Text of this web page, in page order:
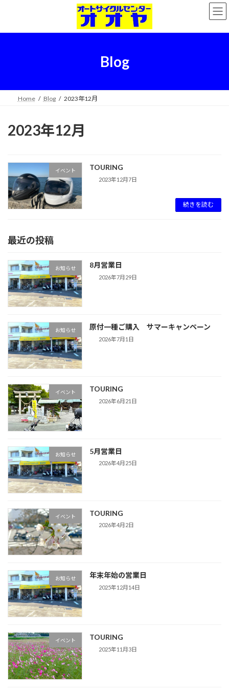
ン
ー
Blog
Home Blog 2023年12月
2023年12月
イベント TOURING
2023年12月7日
続きを読む
最近の投稿
お知らせ 8月営業日
2026年7月29日
お知らせ 原付一種ご購入 サマーキャンペーン
2026年7月1日
イベント TOURING
2026年6月21日
お知らせ 5月営業日
2026年4月25日
イベント TOURING
2026年4月2日
お知らせ 年末年始の営業日
2025年12月14日
イベント TOURING
2025年11月3日